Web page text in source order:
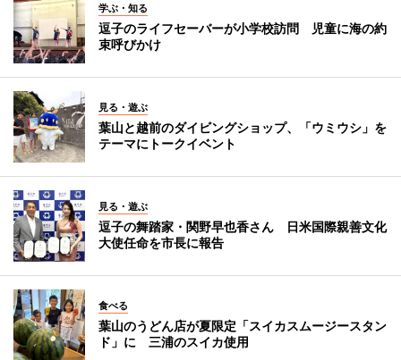
学ぶ・知る
逗子のライフセーバーが小学校訪問 児童に海の約
束呼びかけ
見る・遊ぶ
葉山と越前のダイビングショップ、「ウミウシ」を
テーマにトークイベント
見る・遊ぶ
逗子の舞踏家・関野早也香さん 日米国際親善文化
大使任命を市長に報告
食べる
葉山のうどん店が夏限定「スイカスムージースタン
ド」に 三浦のスイカ使用